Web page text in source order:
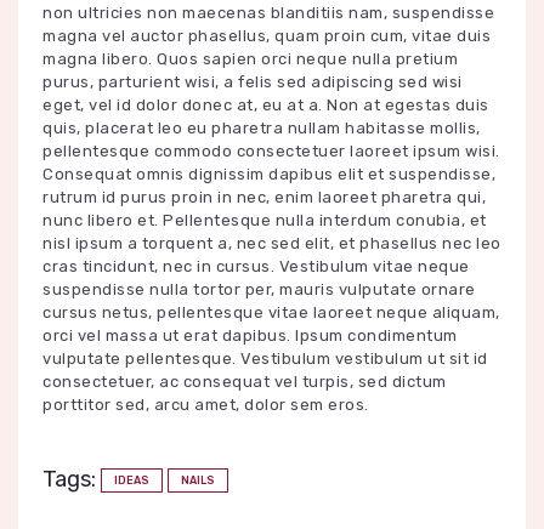
non ultricies non maecenas blanditiis nam, suspendisse
magna vel auctor phasellus, quam proin cum, vitae duis
magna libero. Quos sapien orci neque nulla pretium
purus, parturient wisi, a felis sed adipiscing sed wisi
eget, vel id dolor donec at, eu at a. Non at egestas duis
quis, placerat leo eu pharetra nullam habitasse mollis,
pellentesque commodo consectetuer laoreet ipsum wisi.
Consequat omnis dignissim dapibus elit et suspendisse,
rutrum id purus proin in nec, enim laoreet pharetra qui,
nunc libero et. Pellentesque nulla interdum conubia, et
nisl ipsum a torquent a, nec sed elit, et phasellus nec leo
cras tincidunt, nec in cursus. Vestibulum vitae neque
suspendisse nulla tortor per, mauris vulputate ornare
cursus netus, pellentesque vitae laoreet neque aliquam,
orci vel massa ut erat dapibus. Ipsum condimentum
vulputate pellentesque. Vestibulum vestibulum ut sit id
consectetuer, ac consequat vel turpis, sed dictum
porttitor sed, arcu amet, dolor sem eros.
Tags: IDEAS NAILS